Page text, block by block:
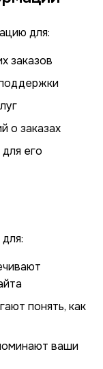
для:
заказов
о заказах
его
понять, как
ваши